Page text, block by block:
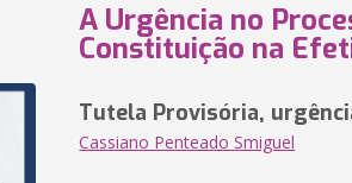
A Urgência no
Constituição na
Tutela Provisória,
Cassiano Penteado Smiguel